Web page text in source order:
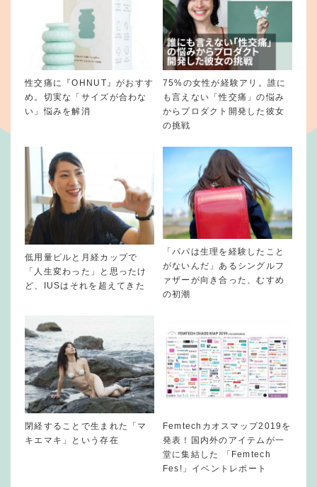
性交痛に『OHNUT』がおすす
め。切実な「サイズが合わな
い」悩みを解消
75%の女性が経験アリ。誰に
も言えない「性交痛」の悩み
からプロダクト開発した彼女
の挑戦
低用量ピルと月経カップで
「人生変わった」と思ったけ
ど、IUSはそれを超えてきた
「パパは生理を経験したこと
がないんだ」あるシングルフ
ァザーが向き合った、むすめ
の初潮
閉経することで生まれた「マ
キエマキ」という存在
Femtechカオスマップ2019を
発表！国内外のアイテムが一
堂に集結した 「Femtech
Fes!」イベントレポート